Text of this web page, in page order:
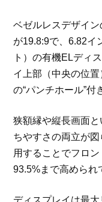
ベゼルレスデザイン
が19.8:9で、6.82イ
ト）の有機ELディ
イ上部（中央の位
の“パンチホール”付
狭額縁や縦長画面
ちやすさの両立が
用することでフロ
93.5%まで高められ